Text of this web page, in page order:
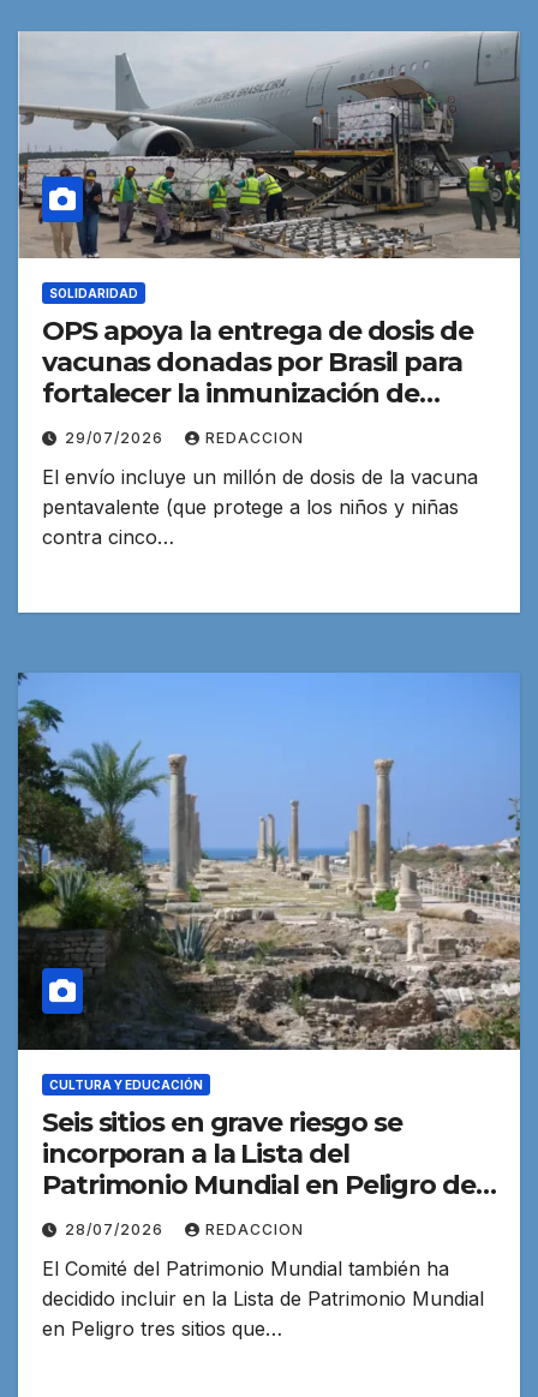
SOLIDARIDAD
OPS apoya la entrega de dosis de
vacunas donadas por Brasil para
fortalecer la inmunización de
rutina en Venezuela
29/07/2026 REDACCION
El envío incluye un millón de dosis de la vacuna
pentavalente (que protege a los niños y niñas
contra cinco…
CULTURA Y EDUCACIÓN
Seis sitios en grave riesgo se
incorporan a la Lista del
Patrimonio Mundial en Peligro de
la UNESCO
28/07/2026 REDACCION
El Comité del Patrimonio Mundial también ha
decidido incluir en la Lista de Patrimonio Mundial
en Peligro tres sitios que…